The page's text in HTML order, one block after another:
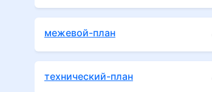
межевой-план
технический-план